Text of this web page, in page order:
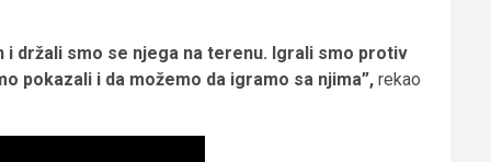
i držali smo se njega na terenu. Igrali smo protiv
pokazali i da možemo da igramo sa njima”, rekao